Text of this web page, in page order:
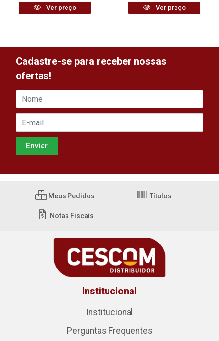
Ver preço Ver preço
Cadastre-se para receber nossas
ofertas!
Meus Pedidos Títulos
Notas Fiscais
Institucional
Institucional
Perguntas Frequentes